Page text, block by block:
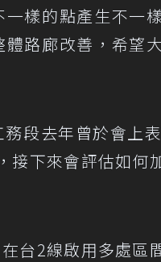
樣的點產生不一
路廊改善，希望
段去年曾於會上
接下來會評估如何
台2線啟用多處區